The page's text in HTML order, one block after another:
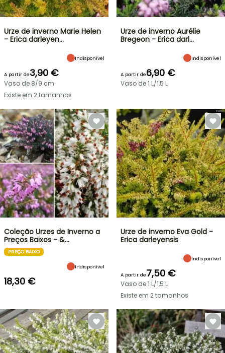
Urze de inverno Marie Helen
- Erica darleyen…
Indisponível
A partir de3,90 €
Vaso de 8/9 cm
Existe em 2 tamanhos
Urze de inverno Aurélie
Bregeon - Erica darl…
Indisponível
A partir de6,90 €
Vaso de 1 L/1,5 L
Coleção Urzes de Inverno a
Preços Baixos - &…
PREÇO BAIXO
Indisponível
18,30 €
Urze de inverno Eva Gold -
Erica darleyensis
Indisponível
A partir de7,50 €
Vaso de 1 L/1,5 L
Existe em 2 tamanhos